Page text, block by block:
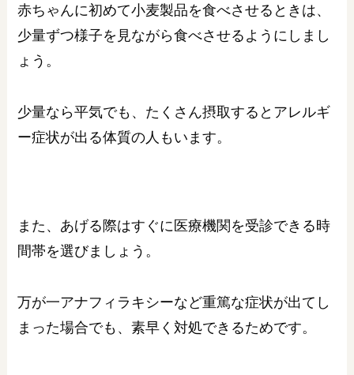
赤ちゃんに初めて小麦製品を食べさせるときは、
少量ずつ様子を見ながら食べさせるようにしまし
ょう。
少量なら平気でも、たくさん摂取するとアレルギ
ー症状が出る体質の人もいます。
また、あげる際はすぐに医療機関を受診できる時
間帯を選びましょう。
万が一アナフィラキシーなど重篤な症状が出てし
まった場合でも、素早く対処できるためです。